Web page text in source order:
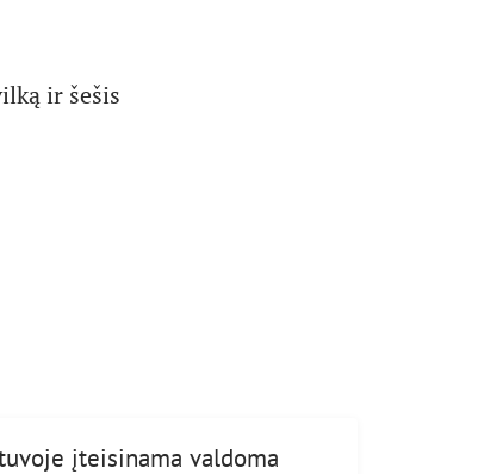
ir šešis
įteisinama valdoma